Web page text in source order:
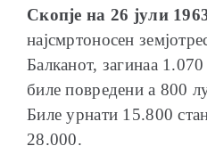
Скопје на 26 јули
најсмртоносен
Балканот, загинаа
биле повредени а 800
Биле урнати 15.800
28.000.